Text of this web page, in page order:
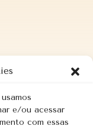
e/ou acessar
com essas